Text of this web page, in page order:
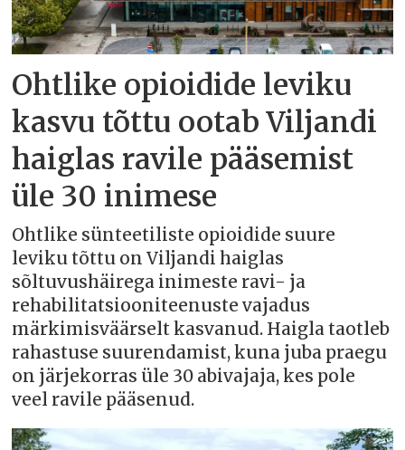
Ohtlike opioidide leviku
kasvu tõttu ootab Viljandi
haiglas ravile pääsemist
üle 30 inimese
Ohtlike sünteetiliste opioidide suure
leviku tõttu on Viljandi haiglas
sõltuvushäirega inimeste ravi- ja
rehabilitatsiooniteenuste vajadus
märkimisväärselt kasvanud. Haigla taotleb
rahastuse suurendamist, kuna juba praegu
on järjekorras üle 30 abivajaja, kes pole
veel ravile pääsenud.